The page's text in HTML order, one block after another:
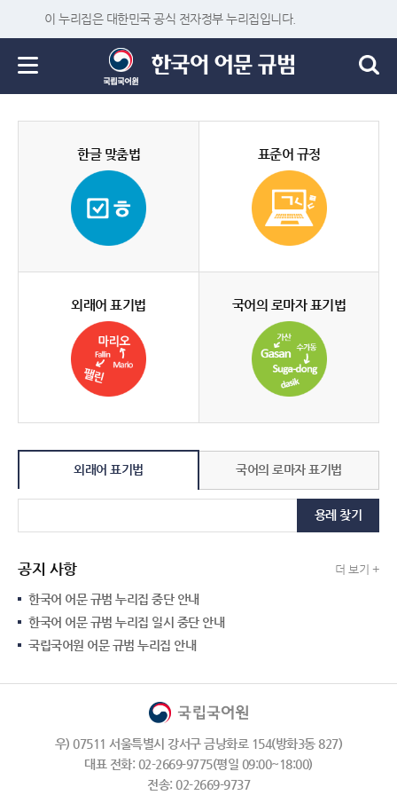
이 누리집은 대한민국 공식 전자정부 누리집입니다.
한글 맞춤법 표준어 규정
외래어 표기법 국어의 로마자 표기법
외래어 표기법 국어의 로마자 표기법
용례 찾기
공지 사항 더 보기 +
한국어 어문 규범 누리집 중단 안내
한국어 어문 규범 누리집 일시 중단 안내
국립국어원 어문 규범 누리집 안내
우) 07511 서울특별시 강서구 금낭화로 154(방화3동 827)
대표 전화: 02-2669-9775(평일 09:00~18:00)
전송: 02-2669-9737